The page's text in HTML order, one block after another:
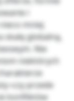
i
mniej
skalę globalną,
Nie
niektórych
przede
konfliktów